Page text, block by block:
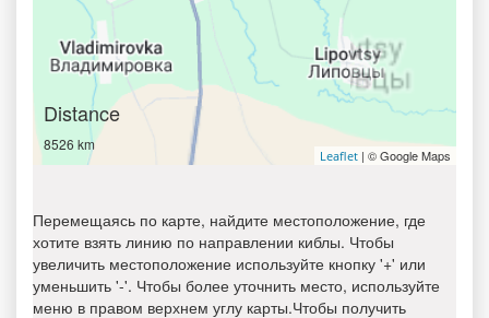
Distance
8526 km
Leaflet | © Google Maps
Перемещаясь по карте, найдите местоположение, где
хотите взять линию по направлении киблы. Чтобы
увеличить местоположение используйте кнопку '+' или
уменьшить '-'. Чтобы более уточнить место, используйте
меню в правом верхнем углу карты.Чтобы получить